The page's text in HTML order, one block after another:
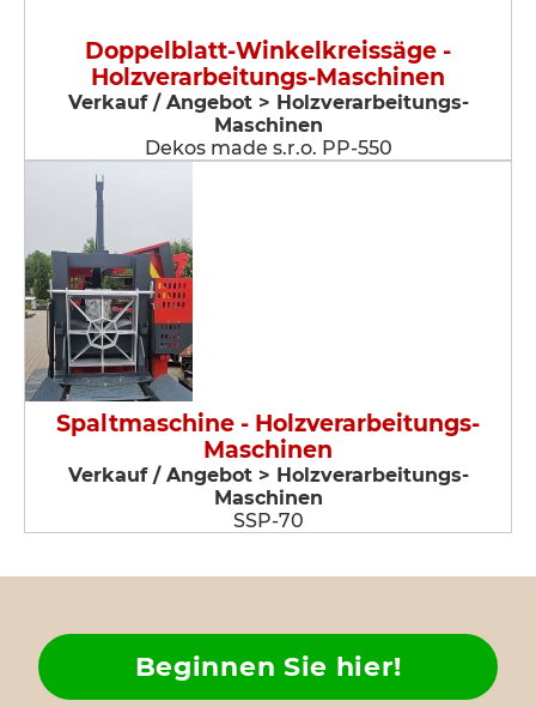
Doppelblatt-Winkelkreissäge -
Holzverarbeitungs-Maschinen
Verkauf / Angebot > Holzverarbeitungs-
Maschinen
Dekos made s.r.o. PP-550
Spaltmaschine - Holzverarbeitungs-
Maschinen
Verkauf / Angebot > Holzverarbeitungs-
Maschinen
SSP-70
Beginnen Sie hier!